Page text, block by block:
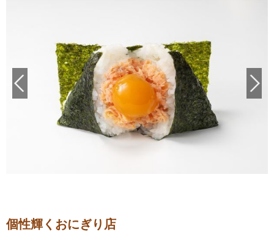
個性輝くおにぎり店